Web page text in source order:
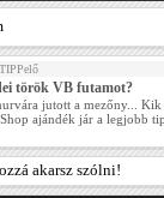
török VB futamot?
jutott a mezőny... Kik
ajándék jár a legjobb
akarsz szólni!